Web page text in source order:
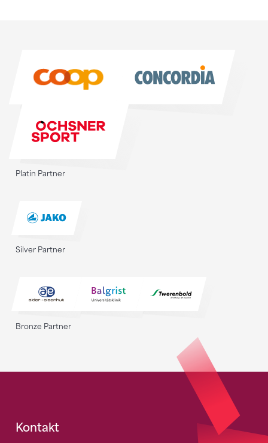
Platin Partner
Silver Partner
Bronze Partner
Fusszeile
Kontakt